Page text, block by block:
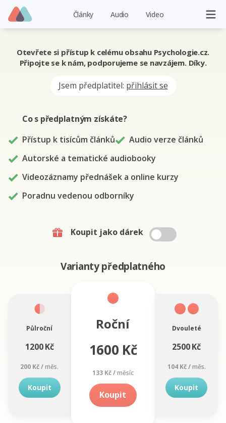
Články Audio Video
Otevřete si přístup k celému obsahu Psychologie.cz.
Připojte se k nám, podporujeme se navzájem. Díky.
Jsem předplatitel: přihlásit se
Co s předplatným získáte?
Přístup k tisícům článků
Audio verze článků
Autorské a tematické audiobooky
Videozáznamy přednášek a online kurzy
Poradnu vedenou odborníky
Koupit jako dárek
Varianty předplatného
Půlroční
1200 Kč
200 Kč /měs.
Koupit
Roční
1600 Kč
133 Kč /měsíc
Koupit
Dvouleté
2500 Kč
104 Kč /měs.
Koupit